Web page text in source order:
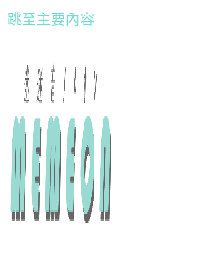
跳至主要內容